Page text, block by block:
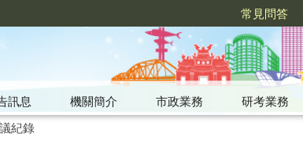
常見問答
訊息 機關簡介 市政業務 研考業務
紀錄